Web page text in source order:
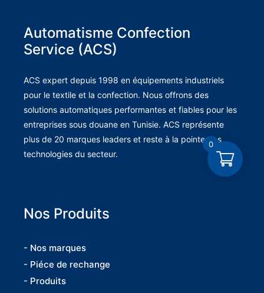
Automatisme Confection
Service (ACS)
ACS expert depuis 1998 en équipements industriels
pour le textile et la confection. Nous offrons des
solutions automatiques performantes et fiables pour les
entreprises sous douane en Tunisie. ACS représente
plus de 20 marques leaders et reste à la pointe des
technologies du secteur.
Nos Produits
- Nos marques
- Piéce de rechange
- Produits
0